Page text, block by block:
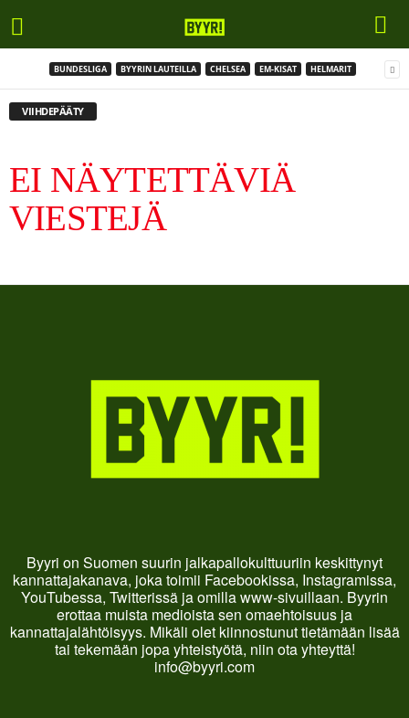
BUNDESLIGA BYYRIN LAUTEILLA CHELSEA EM-KISAT HELMARIT
VIIHDEPÄÄTY
EI NÄYTETTÄVIÄ
VIESTEJÄ
Byyri on Suomen suurin jalkapallokulttuuriin keskittynyt
kannattajakanava, joka toimii Facebookissa, Instagramissa,
YouTubessa, Twitterissä ja omilla www-sivuillaan. Byyrin
erottaa muista medioista sen omaehtoisuus ja
kannattajalähtöisyys. Mikäli olet kiinnostunut tietämään lisää
tai tekemään jopa yhteistyötä, niin ota yhteyttä!
info@byyri.com